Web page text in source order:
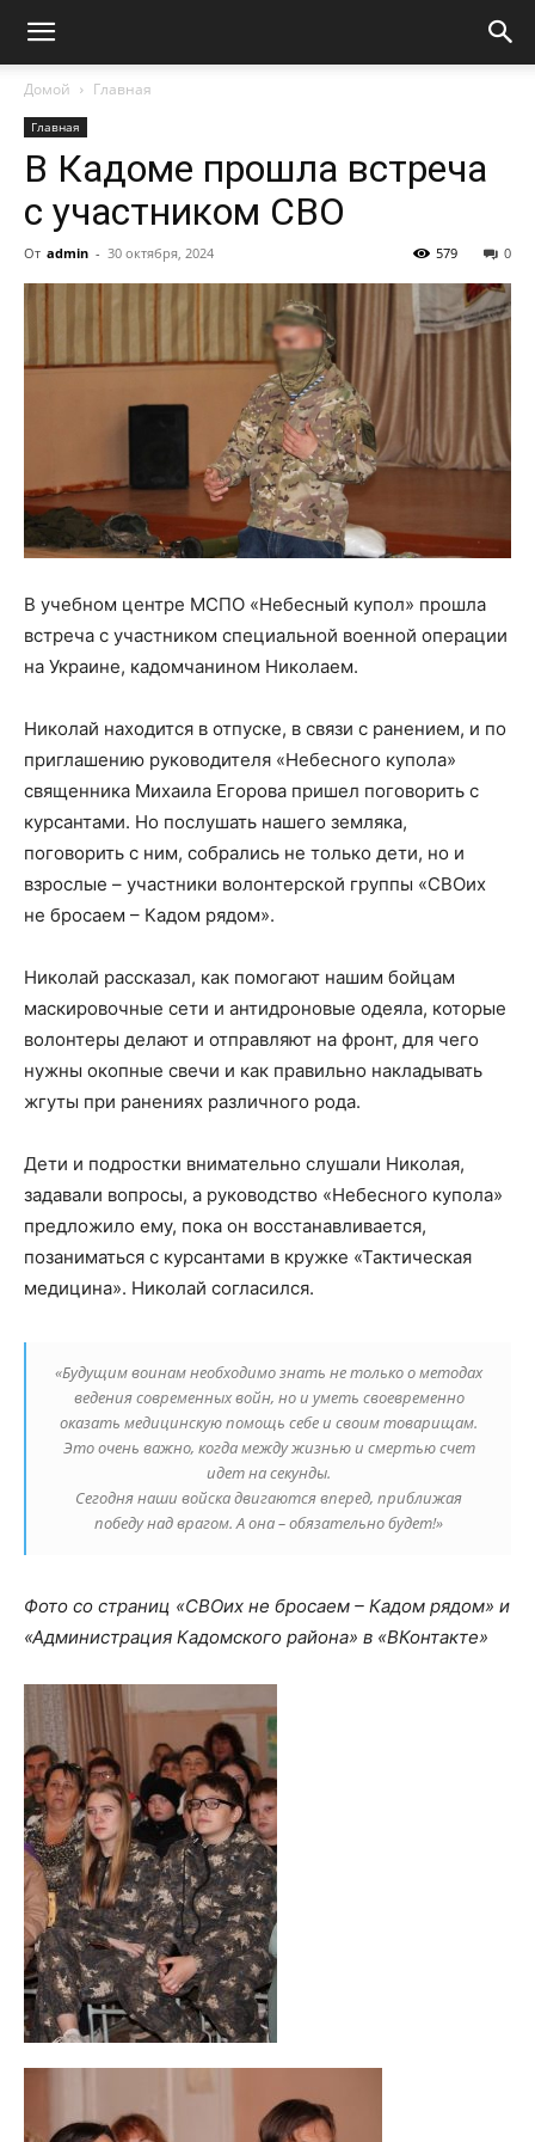
Домой Главная
Главная
В Кадоме прошла встреча
с участником СВО
От admin - 30 октября, 2024 0
579
В учебном центре МСПО «Небесный купол» прошла
встреча с участником специальной военной операции
на Украине, кадомчанином Николаем.
Николай находится в отпуске, в связи с ранением, и по
приглашению руководителя «Небесного купола»
священника Михаила Егорова пришел поговорить с
курсантами. Но послушать нашего земляка,
поговорить с ним, собрались не только дети, но и
взрослые – участники волонтерской группы «СВОих
не бросаем – Кадом рядом».
Николай рассказал, как помогают нашим бойцам
маскировочные сети и антидроновые одеяла, которые
волонтеры делают и отправляют на фронт, для чего
нужны окопные свечи и как правильно накладывать
жгуты при ранениях различного рода.
Дети и подростки внимательно слушали Николая,
задавали вопросы, а руководство «Небесного купола»
предложило ему, пока он восстанавливается,
позаниматься с курсантами в кружке «Тактическая
медицина». Николай согласился.
«Будущим воинам необходимо знать не только о методах
ведения современных войн, но и уметь своевременно
оказать медицинскую помощь себе и своим товарищам.
Это очень важно, когда между жизнью и смертью счет
идет на секунды.
Сегодня наши войска двигаются вперед, приближая
победу над врагом. А она – обязательно будет!»
Фото со страниц «СВОих не бросаем – Кадом рядом» и
«Администрация Кадомского района» в «ВКонтакте»